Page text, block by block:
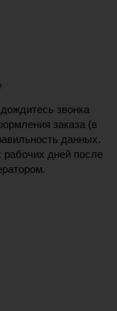
звонка
заказа (в
данных.
рабочих дней после